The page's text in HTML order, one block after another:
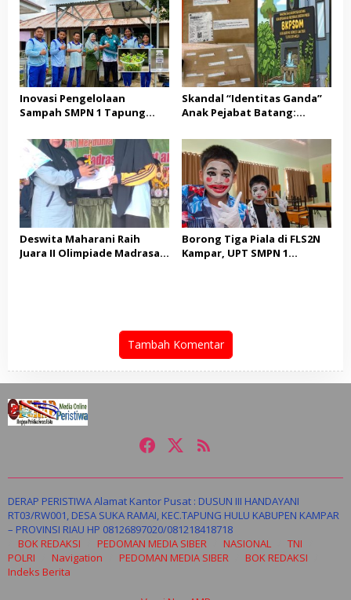
Anak
Inovasi Pengelolaan
Sampah SMPN 1 Tapung
Insektisida Ramah
Lingkungan
Skandal “Identitas Ganda”
Anak Pejabat Batang:
Melawan Gurita Pengaruh
Birokrasi
Deswita Maharani Raih
Juara II Olimpiade Madrasah
Borong Tiga Piala di FLS2N
Kampar, UPT SMPN 1
Tambah Komentar
DERAP PERISTIWA Alamat Kantor Pusat : DUSUN III HANDAYANI
RT03/RW001, DESA SUKA RAMAI, KEC.TAPUNG HULU KABUPEN KAMPAR
– PROVINSI RIAU HP 08126897020/081218418718
BOK REDAKSI
PEDOMAN MEDIA SIBER NASIONAL
TNI
POLRI
Navigation PEDOMAN MEDIA SIBER
BOK REDAKSI
Indeks Berita